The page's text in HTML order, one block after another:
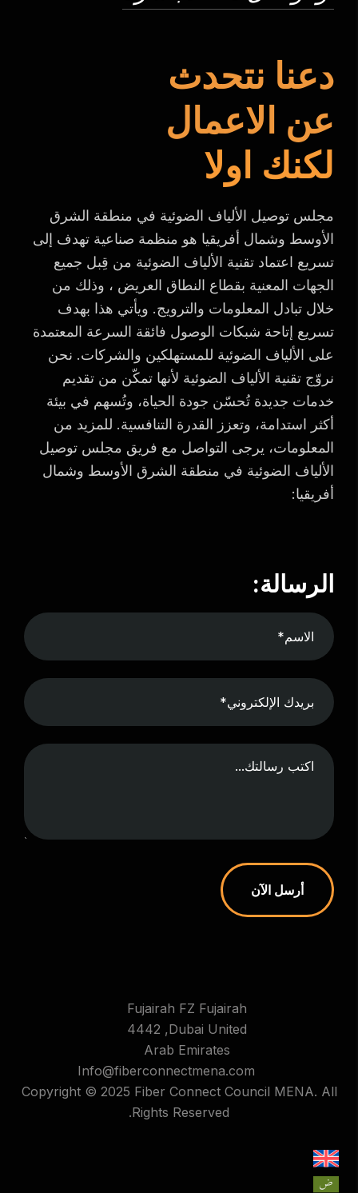
دعنا نتحدث
عن الاعمال
لكنك اولا
مجلس توصيل الألياف الضوئية في منطقة الشرق
الأوسط وشمال أفريقيا هو منظمة صناعية تهدف إلى
تسريع اعتماد تقنية الألياف الضوئية من قِبل جميع
الجهات المعنية بقطاع النطاق العريض ، وذلك من
خلال تبادل المعلومات والترويج. ويأتي هذا بهدف
تسريع إتاحة شبكات الوصول فائقة السرعة المعتمدة
على الألياف الضوئية للمستهلكين والشركات. نحن
نروّج تقنية الألياف الضوئية لأنها تمكّن من تقديم
خدمات جديدة تُحسّن جودة الحياة، وتُسهم في بيئة
أكثر استدامة، وتعزز القدرة التنافسية. للمزيد من
المعلومات، يرجى التواصل مع فريق مجلس توصيل
الألياف الضوئية في منطقة الشرق الأوسط وشمال
أفريقيا:
الرسالة:
أرسل الآن
Fujairah FZ Fujairah
4442 ,Dubai United
Arab Emirates
Info@fiberconnectmena.com
Copyright © 2025 Fiber Connect Council MENA. All
Rights Reserved.